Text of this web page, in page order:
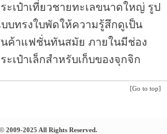
ะเป๋าเที่ยวชายทะเลขนาดใหญ่ รูป
บทรงใบพัดให้ความรู้สึกดูเป็น
ค้าแฟชั่นทันสมัย ภายในมีช่อง
ะเป๋าเล็กสำหรับเก็บของจุกจิก
[Go to top]
2009-2025 All Rights Reserved.